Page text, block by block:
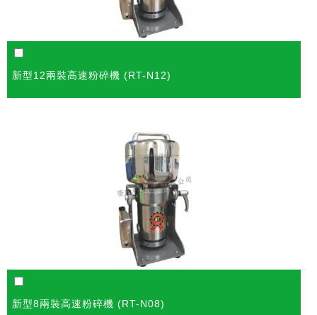
新型12兩裝高速粉碎機 (RT-N12)
新型8兩裝高速粉碎機 (RT-N08)